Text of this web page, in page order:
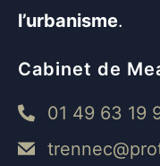
l’urbanisme.
Cabinet de
01 49 63 19